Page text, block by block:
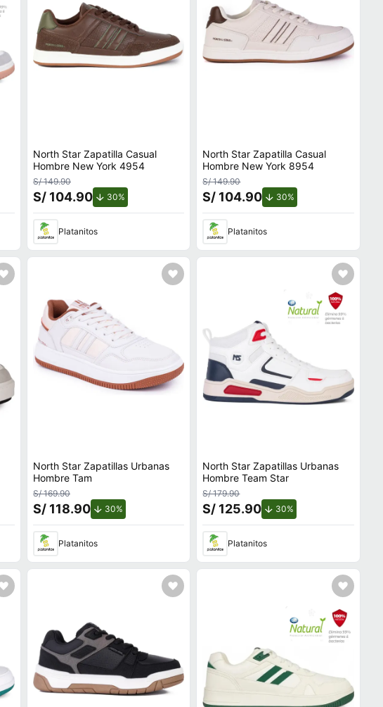
North Star Zapatilla Casual
Hombre New York 4954
S/ 149.90
S/ 104.90 30%de descuento.
Platanitos
North Star Zapatilla Casual
Hombre New York 8954
S/ 149.90
S/ 104.90 30%
Platanitos
North Star Zapatillas Urbanas
Hombre Tam
S/ 169.90
S/ 118.90 30%de descuento.
Platanitos
North Star Zapatillas Urbanas
Hombre Team Star
S/ 179.90
S/ 125.90 30%
Platanitos